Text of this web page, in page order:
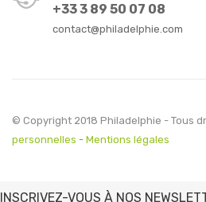
+33 3 89 50 07 08
contact@philadelphie.com
© Copyright 2018 Philadelphie - Tous
personnelles - Mentions légales
INSCRIVEZ-VOUS À NOS